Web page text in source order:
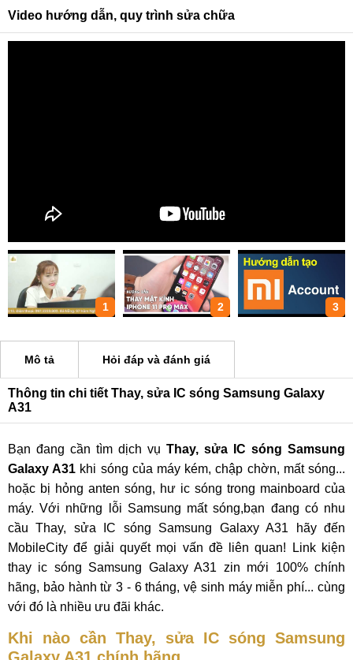
Video hướng dẫn, quy trình sửa chữa
1 2 3
Mô tả Hỏi đáp và đánh giá
Thông tin chi tiết Thay, sửa IC sóng Samsung Galaxy
A31
Bạn đang cần tìm dịch vụ Thay, sửa IC sóng Samsung
Galaxy A31 khi sóng của máy kém, chập chờn, mất sóng...
hoặc bị hỏng anten sóng, hư ic sóng trong mainboard của
máy. Với những lỗi Samsung mất sóng,bạn đang có nhu
cầu Thay, sửa IC sóng Samsung Galaxy A31 hãy đến
MobileCity để giải quyết mọi vấn đề liên quan! Link kiện
thay ic sóng Samsung Galaxy A31 zin mới 100% chính
hãng, bảo hành từ 3 - 6 tháng, vệ sinh máy miễn phí... cùng
với đó là nhiều ưu đãi khác.
Khi nào cần Thay, sửa IC sóng Samsung